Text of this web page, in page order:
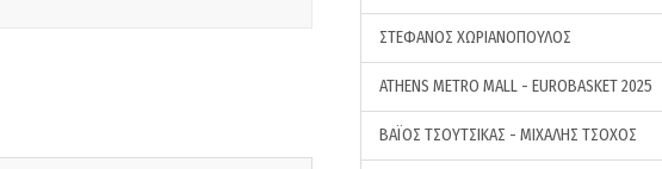
ΣΤΕΦΑΝΟΣ ΧΩΡΙΑΝΟΠΟΥΛΟΣ
ATHENS METRO MALL - EUROBASKET 2025
ΒΑΪΟΣ ΤΣΟΥΤΣΙΚΑΣ - ΜΙΧΑΛΗΣ ΤΣΟΧΟΣ